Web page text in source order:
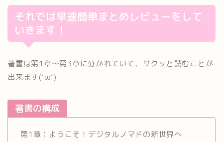
それでは早速簡単まとめレビューをして
いきます！
著書は第1章～第3章に分かれていて、サクッと読むことが
出来ます(‘ω’)
著書の構成
第1章：ようこそ！デジタルノマドの新世界へ